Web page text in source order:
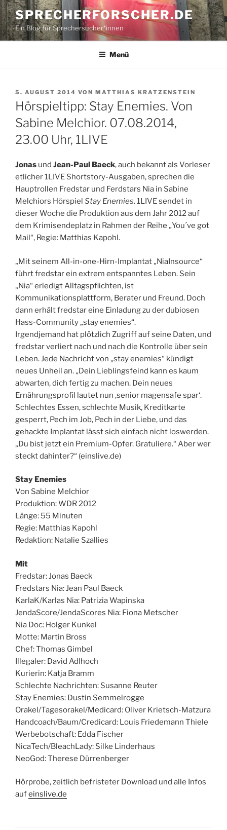
Zum
Inhalt
springen
SPRECHERFORSCHER.DE
Ein Blog für Sprechersucher*innen
Menü
VERÖFFENTLICHT
AM
5. AUGUST 2014 VON MATTHIAS KRATZENSTEIN
Hörspieltipp: Stay Enemies. Von
Sabine Melchior. 07.08.2014,
23.00 Uhr, 1LIVE
Jonas und Jean-Paul Baeck, auch bekannt als Vorleser
etlicher 1LIVE Shortstory-Ausgaben, sprechen die
Hauptrollen Fredstar und Ferdstars Nia in Sabine
Melchiors Hörspiel Stay Enemies. 1LIVE sendet in
dieser Woche die Produktion aus dem Jahr 2012 auf
dem Krimisendeplatz in Rahmen der Reihe „You´ve got
Mail“, Regie: Matthias Kapohl.
„Mit seinem All-in-one-Hirn-Implantat „NiaInsource“
führt fredstar ein extrem entspanntes Leben. Sein
„Nia“ erledigt Alltagspflichten, ist
Kommunikationsplattform, Berater und Freund. Doch
dann erhält fredstar eine Einladung zu der dubiosen
Hass-Community „stay enemies“.
Irgendjemand hat plötzlich Zugriff auf seine Daten, und
fredstar verliert nach und nach die Kontrolle über sein
Leben. Jede Nachricht von „stay enemies“ kündigt
neues Unheil an. „Dein Lieblingsfeind kann es kaum
abwarten, dich fertig zu machen. Dein neues
Ernährungsprofil lautet nun ,senior magensafe spar‘.
Schlechtes Essen, schlechte Musik, Kreditkarte
gesperrt, Pech im Job, Pech in der Liebe, und das
gehackte Implantat lässt sich einfach nicht loswerden.
„Du bist jetzt ein Premium-Opfer. Gratuliere.“ Aber wer
steckt dahinter?“ (einslive.de)
Stay Enemies
Von Sabine Melchior
Produktion: WDR 2012
Länge: 55 Minuten
Regie: Matthias Kapohl
Redaktion: Natalie Szallies
Mit
Fredstar: Jonas Baeck
Fredstars Nia: Jean Paul Baeck
KarlaK/Karlas Nia: Patrizia Wapinska
JendaScore/JendaScores Nia: Fiona Metscher
Nia Doc: Holger Kunkel
Motte: Martin Bross
Chef: Thomas Gimbel
Illegaler: David Adlhoch
Kurierin: Katja Bramm
Schlechte Nachrichten: Susanne Reuter
Stay Enemies: Dustin Semmelrogge
Orakel/Tagesorakel/Medicard: Oliver Krietsch-Matzura
Handcoach/Baum/Credicard: Louis Friedemann Thiele
Werbebotschaft: Edda Fischer
NicaTech/BleachLady: Silke Linderhaus
NeoGod: Therese Dürrenberger
Hörprobe, zeitlich befristeter Download und alle Infos
aufeinslive.de